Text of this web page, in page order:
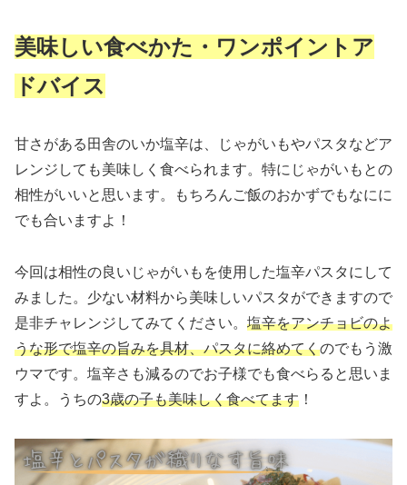
美味しい食べかた・ワンポイントア
ドバイス
甘さがある田舎のいか塩辛は、じゃがいもやパスタなどア
レンジしても美味しく食べられます。特にじゃがいもとの
相性がいいと思います。もちろんご飯のおかずでもなにに
でも合いますよ！
今回は相性の良いじゃがいもを使用した塩辛パスタにして
みました。少ない材料から美味しいパスタができますので
是非チャレンジしてみてください。 塩辛をアンチョビのよ
うな形で塩辛の旨みを具材、パスタに絡めてくのでもう激
ウマです。塩辛さも減るのでお子様でも食べらると思いま
すよ。うちの3歳の子も美味しく食べてます ！